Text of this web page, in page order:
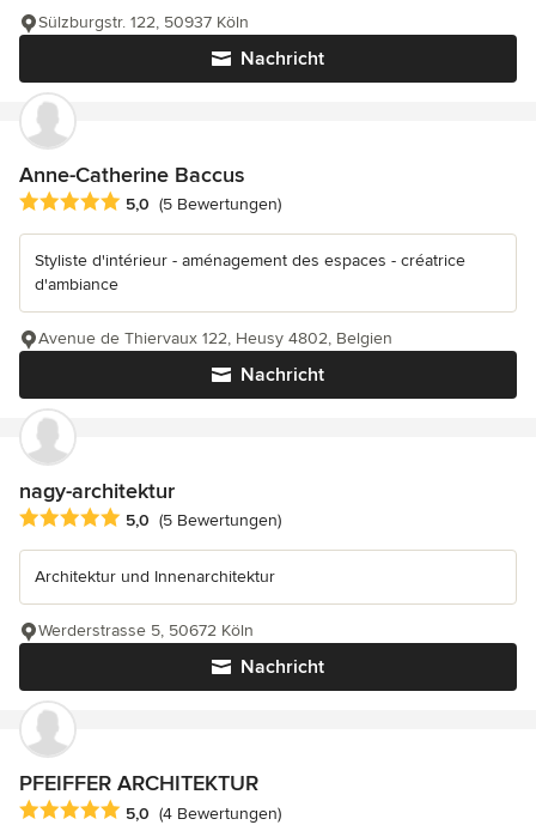
Nachricht
Sülzburgstr. 122, 50937 Köln
Anne-Catherine Baccus
Durchschnittliche Bewertung: 5 von 5 Sternen
5,0 (5 Bewertungen)
Styliste d'intérieur - aménagement des espaces - créatrice
d'ambiance
Nachricht
Avenue de Thiervaux 122, Heusy 4802, Belgien
nagy-architektur
Durchschnittliche Bewertung: 5 von 5 Sternen
5,0 (5 Bewertungen)
Architektur und Innenarchitektur
Nachricht
Werderstrasse 5, 50672 Köln
PFEIFFER ARCHITEKTUR
Durchschnittliche Bewertung: 5 von 5 Sternen
5,0 (4 Bewertungen)